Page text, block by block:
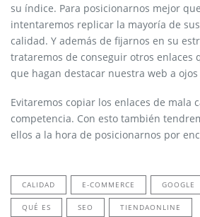
su índice. Para posicionarnos mejor
intentaremos replicar la mayoría de
calidad. Y además de fijarnos en su
trataremos de conseguir otros enlaces
que hagan destacar nuestra web a
Evitaremos copiar los enlaces de mala
competencia. Con esto también
ellos a la hora de posicionarnos por
CALIDAD E-COMMERCE GOOGLE
QUÉ ES SEO TIENDAONLINE